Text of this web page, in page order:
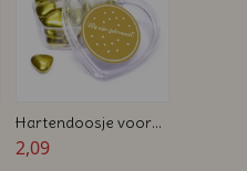
Hartendoosje voor
huwelijken - Gevuld
2,09